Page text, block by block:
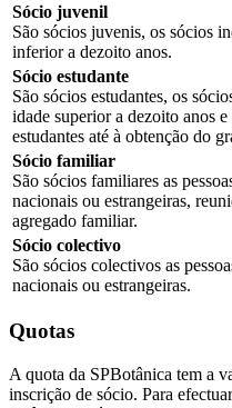
Sócio juvenil
São sócios juvenis, os sócios
inferior a dezoito anos.
Sócio estudante
São sócios estudantes, os
idade superior a dezoito anos e
estudantes até à obtenção do
Sócio familiar
São sócios familiares as
nacionais ou estrangeiras,
agregado familiar.
Sócio colectivo
São sócios colectivos as
nacionais ou estrangeiras.
Quotas
A quota da SPBotânica tem a
inscrição de sócio. Para